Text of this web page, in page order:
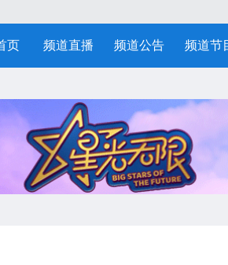
页 频道直播 频道公告 频道节